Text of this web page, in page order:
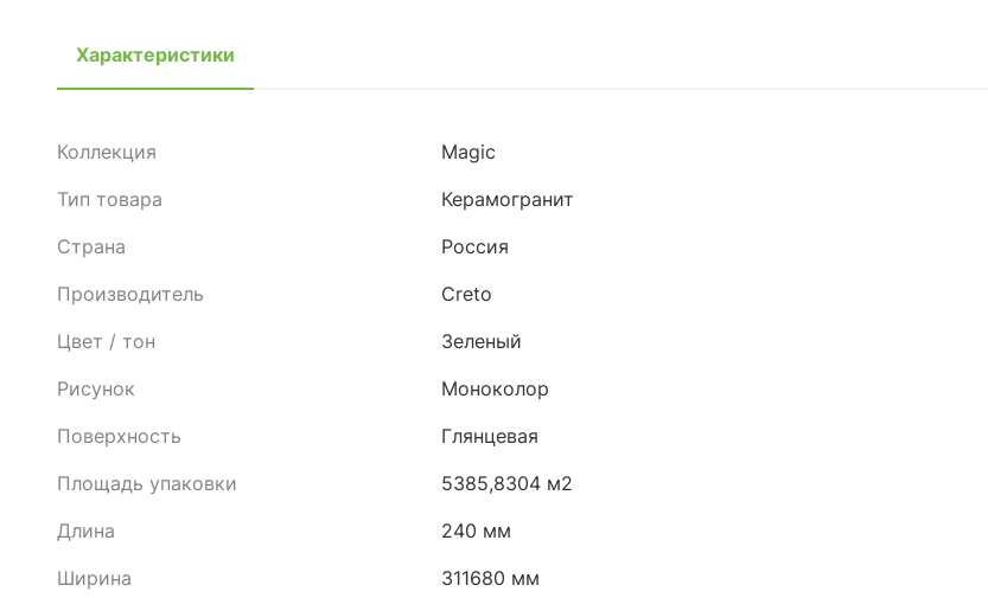
Характеристики
Коллекция
Magic
Тип товара
Керамогранит
Страна
Россия
Производитель
Creto
Цвет / тон
Зеленый
Рисунок
Моноколор
Поверхность
Глянцевая
Площадь упаковки
5385,8304 м2
Длина
240 мм
Ширина
311680 мм